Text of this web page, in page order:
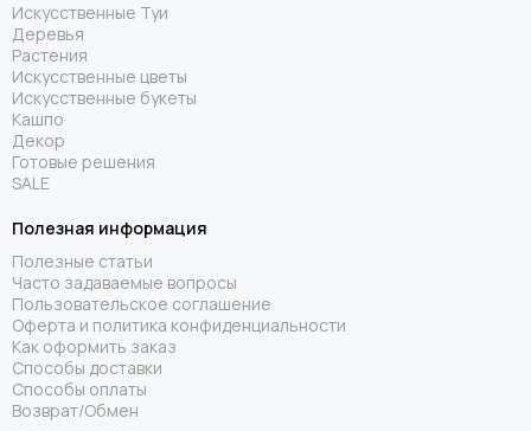
Искусственные Туи
Деревья
Растения
Искусственные цветы
Искусственные букеты
Кашпо
Декор
Готовые решения
SALE
Полезная информация
Полезные статьи
Часто задаваемые вопросы
Пользовательское соглашение
Оферта и политика конфиденциальности
Как оформить заказ
Способы доставки
Способы оплаты
Возврат/Обмен